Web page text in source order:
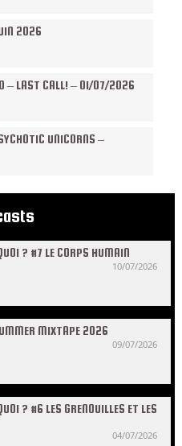
2026
– LAST CALL! – 01/07/2026
UNICORNS –
? #7 LE CORPS HUMAIN
10/07/2026
MIXTAPE 2026
09/07/2026
? #6 LES GRENOUILLES ET LES
04/07/2026